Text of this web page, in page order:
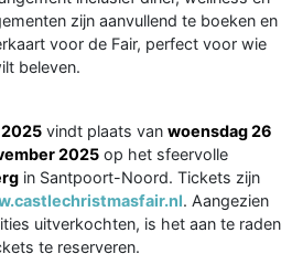
zijn aanvullend te boeken en
voor de Fair, perfect voor wie
beleven.
vindt plaats van woensdag 26
2025 op het sfeervolle
in Santpoort-Noord. Tickets zijn
. Aangezien
uitverkochten, is het aan te raden
te reserveren.